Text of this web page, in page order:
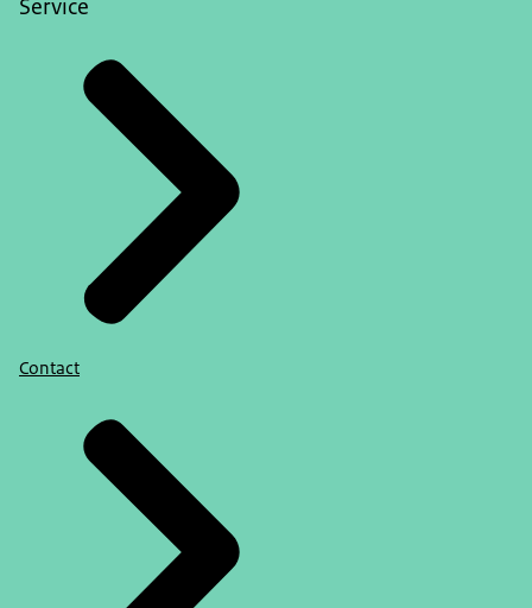
Service
Contact